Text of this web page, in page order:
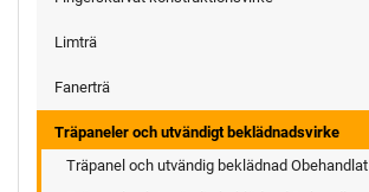
Limträ
Fanerträ
Träpaneler och utvändigt beklädnadsvirke
Träpanel och utvändig beklädnad Obehandlat